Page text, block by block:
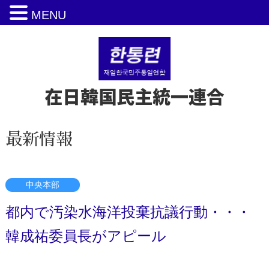
在日韓国民主統一連合
最新情報
中央本部
都内で汚染水海洋投棄抗議行動・・・
韓成祐委員長がアピール
MENU